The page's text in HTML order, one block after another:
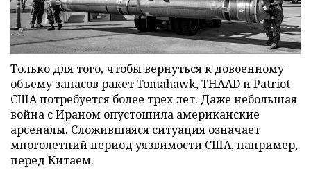
Только для того, чтобы вернуться к довоенному
объему запасов ракет Tomahawk, THAAD и Patriot
США потребуется более трех лет. Даже небольшая
война с Ираном опустошила американские
арсеналы. Сложившаяся ситуация означает
многолетний период уязвимости США, например,
перед Китаем.